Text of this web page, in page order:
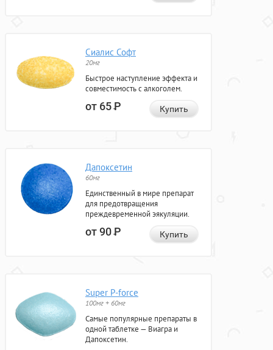
Сиалис Софт
20мг
Быстрое наступление эффекта и
совместимость с алкоголем.
от 65Р Купить
Дапоксетин
60мг
Единственный в мире препарат
для предотвращения
преждевременной эякуляции.
от 90Р Купить
Super P-force
100мг + 60мг
Самые популярные препараты в
одной таблетке — Виагра и
Дапоксетин.